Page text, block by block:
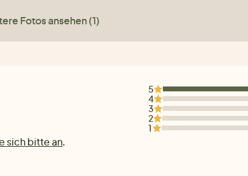
Fotos ansehen (1)
sich bitte an.
5
4
3
2
1